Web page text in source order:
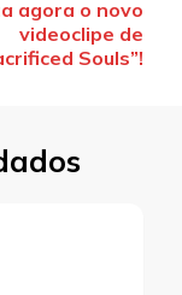
agora o novo
videoclipe de
Souls”!